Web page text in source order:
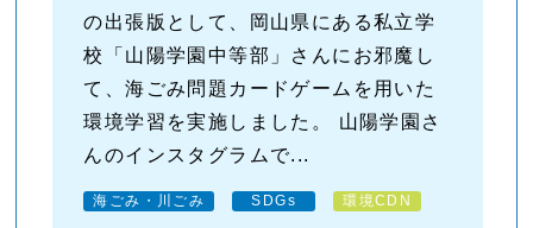
の出張版として、岡山県にある私立学
校「山陽学園中等部」さんにお邪魔し
て、海ごみ問題カードゲームを用いた
環境学習を実施しました。 山陽学園さ
んのインスタグラムで...
海ごみ・川ごみ SDGs 環境CDN